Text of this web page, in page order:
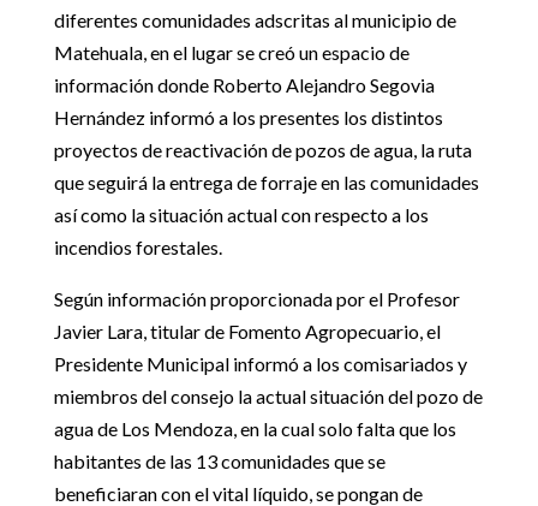
diferentes comunidades adscritas al municipio de
Matehuala, en el lugar se creó un espacio de
información donde Roberto Alejandro Segovia
Hernández informó a los presentes los distintos
proyectos de reactivación de pozos de agua, la ruta
que seguirá la entrega de forraje en las comunidades
así como la situación actual con respecto a los
incendios forestales.
Según información proporcionada por el Profesor
Javier Lara, titular de Fomento Agropecuario, el
Presidente Municipal informó a los comisariados y
miembros del consejo la actual situación del pozo de
agua de Los Mendoza, en la cual solo falta que los
habitantes de las 13 comunidades que se
beneficiaran con el vital líquido, se pongan de